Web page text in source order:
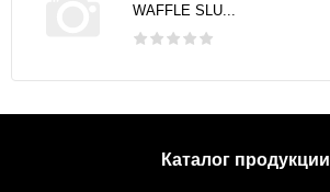
WAFFLE SLU...
Каталог продукции